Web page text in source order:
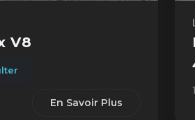
V8
En Savoir Plus